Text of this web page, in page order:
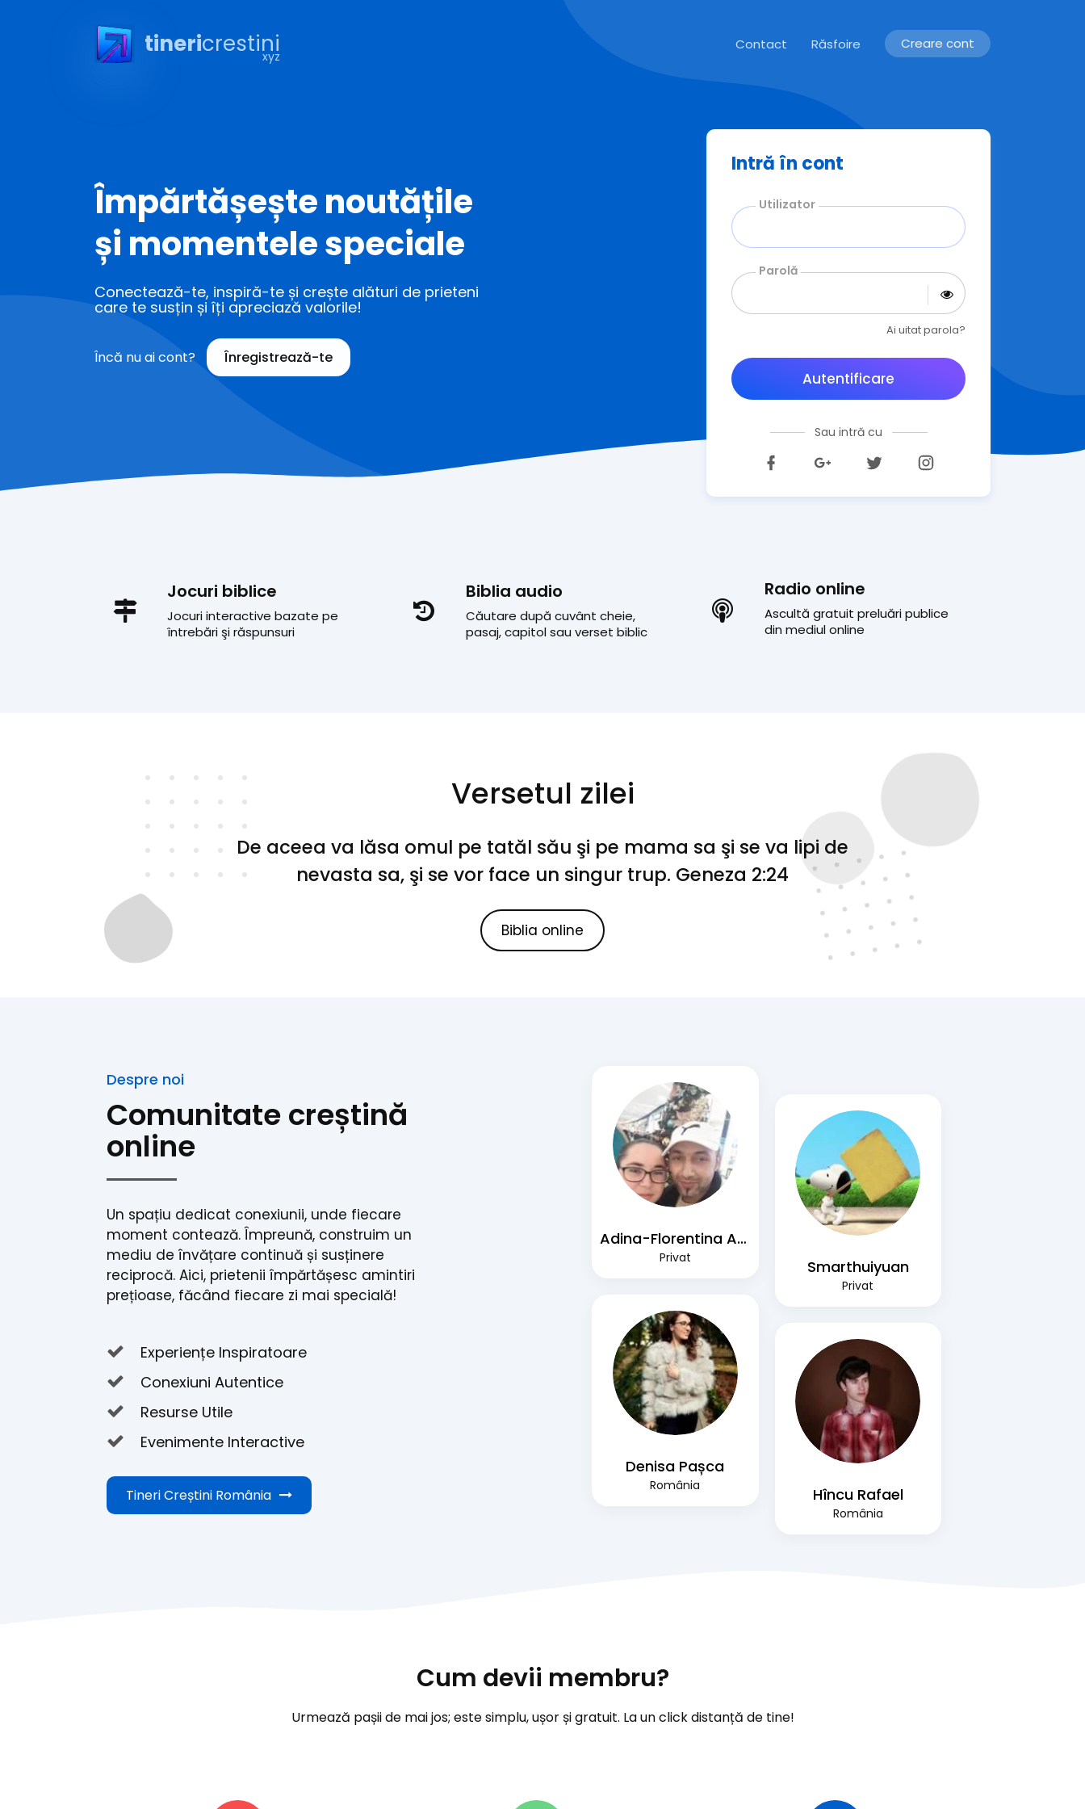
tinericrestini
xyz
Contact Răsfoire Creare cont
Împărtășește noutățile
și momentele speciale
Conectează-te, inspiră-te și crește alături de prieteni
care te susțin și îți apreciază valorile!
Încă nu ai cont? Înregistrează-te
Intră în cont
Utilizator
Parolă
Ai uitat parola?
Autentificare
Sau intră cu
Jocuri biblice
Jocuri interactive bazate pe
întrebări şi răspunsuri
Biblia audio
Căutare după cuvânt cheie,
pasaj, capitol sau verset biblic
Radio online
Ascultă gratuit preluări publice
din mediul online
Versetul zilei
De aceea va lăsa omul pe tatăl său şi pe mama sa şi se va lipi de
nevasta sa, şi se vor face un singur trup. Geneza 2:24
Biblia online
Despre noi
Comunitate creștină
online
Un spațiu dedicat conexiunii, unde fiecare
moment contează. Împreună, construim un
mediu de învățare continuă și susținere
reciprocă. Aici, prietenii împărtășesc amintiri
prețioase, făcând fiecare zi mai specială!
Experiențe Inspiratoare
Conexiuni Autentice
Resurse Utile
Evenimente Interactive
Tineri Creștini România
Adina-Florentina Andrei
Privat Smarthuiyuan
Privat
Denisa Pașca
România Hîncu Rafael
România
Cum devii membru?
Urmează pașii de mai jos; este simplu, ușor și gratuit. La un click distanță de tine!